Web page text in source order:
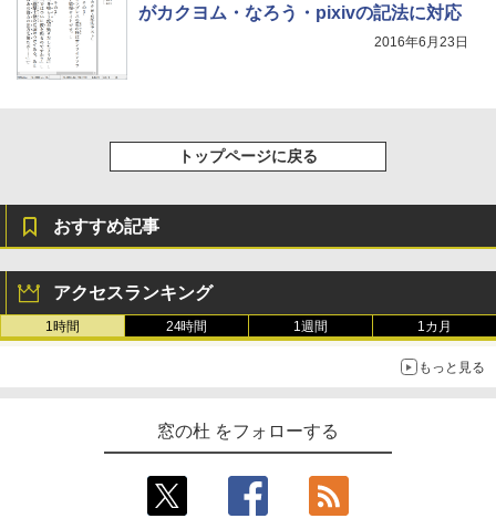
￥31,980
整、色調調節ライト、プレミアムペン付
き、グラファイト
￥115,980
がカクヨム・なろう・pixivの記法に対応
2016年6月23日
トップページに戻る
おすすめ記事
アクセスランキング
1時間 24時間 1週間 1カ月
もっと見る
窓の杜 をフォローする